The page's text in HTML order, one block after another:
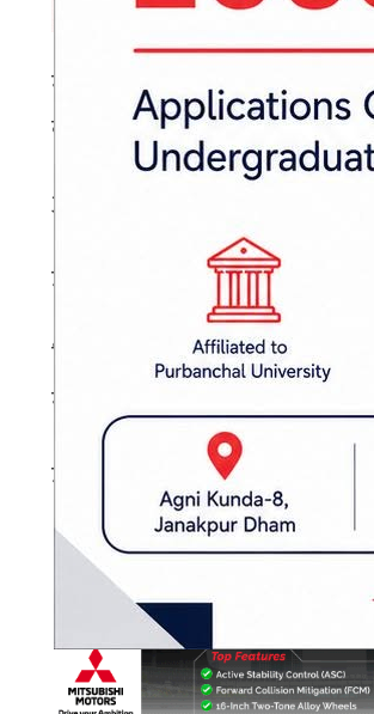
मृत्यु हुनेहरूमा ग्लोबल कलेजमा
बुद्धि बहादुर तामाङ रहेका छन् ।
अन्य ५ जनाको भने सनाखत हुन
उपत्यकाका विभिन्न अस्पतालमा
सिभिल अस्पतालमा ३, केएमसी
मृत्यु भएको छ ।
उता, विराटनगरमा पनि २ जनाको
प्रकाशित मिति: २०८२ भाद्र २३, सोमबार १८:१२
जेनजी प्रदर्शन